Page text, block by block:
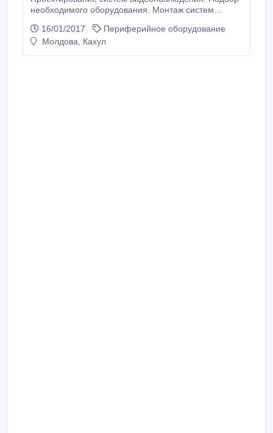
необходимого оборудования. Монтаж систем
систем видеонаблюдения. После гарантийное
16/01/2017
Периферийное оборудование
Молдова, Кахул